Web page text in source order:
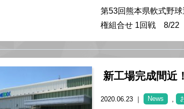
第53回熊本県軟式野
権組合せ 1回戦 8/22
新工場完成間近
2020.06.23 ｜ News